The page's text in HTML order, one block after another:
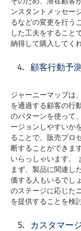
ンスタントメッセー
るなどの変更を行う
した工夫をすること
納得して購入してく
顧客行動予測
ジャーニーマップは
を通過する顧客の行
のパターンを使って
ージョンしやすいか
ることで、販売プロ
断することができま
いらっしゃいます。
まず、製品に関連し
価する人もいるでし
のステージに応じた
を提供することを検
カスタマー